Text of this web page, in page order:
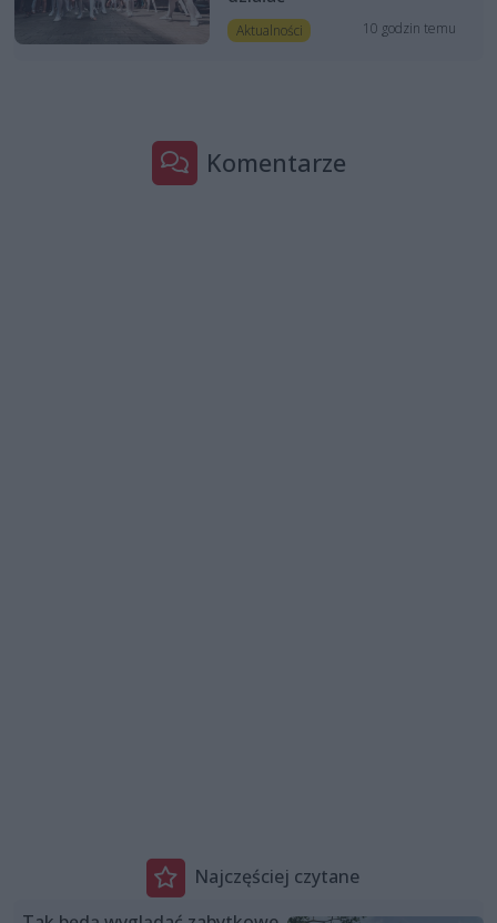
Aktualności 10 godzin temu
Komentarze
Najczęściej czytane